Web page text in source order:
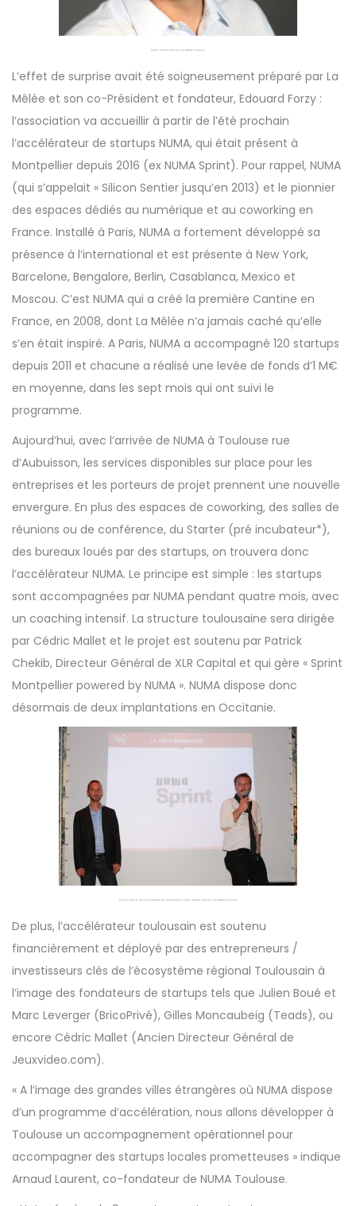
Cédric Mallet, directeur de NUMA Toulouse
L’effet de surprise avait été soigneusement préparé par La
Mêlée et son co-Président et fondateur, Edouard Forzy :
l’association va accueillir à partir de l’été prochain
l’accélérateur de startups NUMA, qui était présent à
Montpellier depuis 2016 (ex NUMA Sprint). Pour rappel, NUMA
(qui s’appelait « Silicon Sentier jusqu’en 2013) et le pionnier
des espaces dédiés au numérique et au coworking en
France. Installé à Paris, NUMA a fortement développé sa
présence à l’international et est présente à New York,
Barcelone, Bengalore, Berlin, Casablanca, Mexico et
Moscou. C’est NUMA qui a créé la première Cantine en
France, en 2008, dont La Mêlée n’a jamais caché qu’elle
s’en était inspiré. A Paris, NUMA a accompagné 120 startups
depuis 2011 et chacune a réalisé une levée de fonds d’1 M€
en moyenne, dans les sept mois qui ont suivi le
programme.
Aujourd’hui, avec l’arrivée de NUMA à Toulouse rue
d’Aubuisson, les services disponibles sur place pour les
entreprises et les porteurs de projet prennent une nouvelle
envergure. En plus des espaces de coworking, des salles de
réunions ou de conférence, du Starter (pré incubateur*),
des bureaux loués par des startups, on trouvera donc
l’accélérateur NUMA. Le principe est simple : les startups
sont accompagnées par NUMA pendant quatre mois, avec
un coaching intensif. La structure toulousaine sera dirigée
par Cédric Mallet et le projet est soutenu par Patrick
Chekib, Directeur Général de XLR Capital et qui gère « Sprint
Montpellier powered by NUMA ». NUMA dispose donc
désormais de deux implantations en Occitanie.
Patrick Chekib, Directeur Général de XLR Capital et Cédric Mallet, directeur de NUMA Toulouse
De plus, l’accélérateur toulousain est soutenu
financièrement et déployé par des entrepreneurs /
investisseurs clés de l’écosystème régional Toulousain à
l’image des fondateurs de startups tels que Julien Boué et
Marc Leverger (BricoPrivé), Gilles Moncaubeig (Teads), ou
encore Cédric Mallet (Ancien Directeur Général de
Jeuxvideo.com).
« A l’image des grandes villes étrangères où NUMA dispose
d’un programme d’accélération, nous allons développer à
Toulouse un accompagnement opérationnel pour
accompagner des startups locales prometteuses » indique
Arnaud Laurent, co-fondateur de NUMA Toulouse.